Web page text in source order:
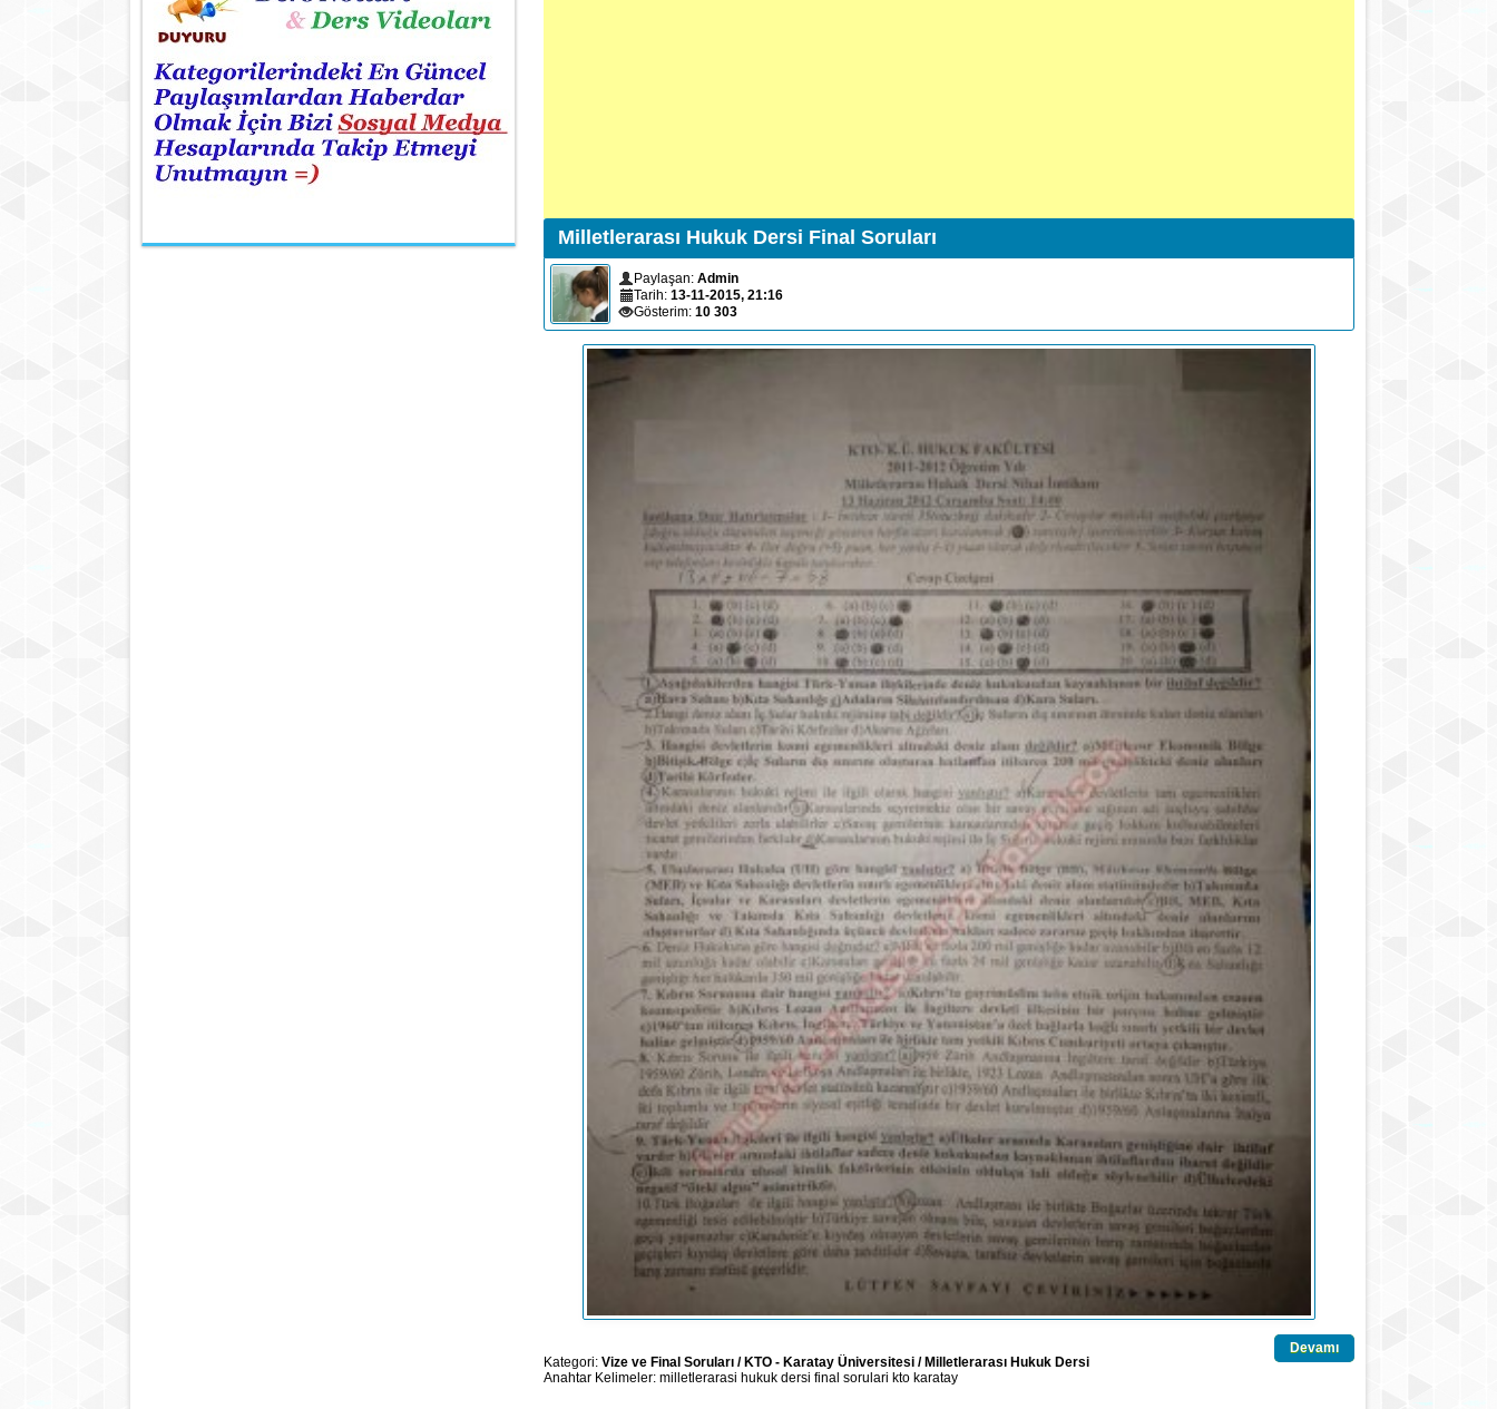
Milletlerarası Hukuk Dersi Final Soruları
Paylaşan: Admin
Tarih: 13-11-2015, 21:16
Gösterim: 10 303
Devamı
Kategori: Vize ve Final Soruları / KTO - Karatay Üniversitesi / Milletlerarası Hukuk Dersi
Anahtar Kelimeler: milletlerarasi hukuk dersi final sorulari kto karatay